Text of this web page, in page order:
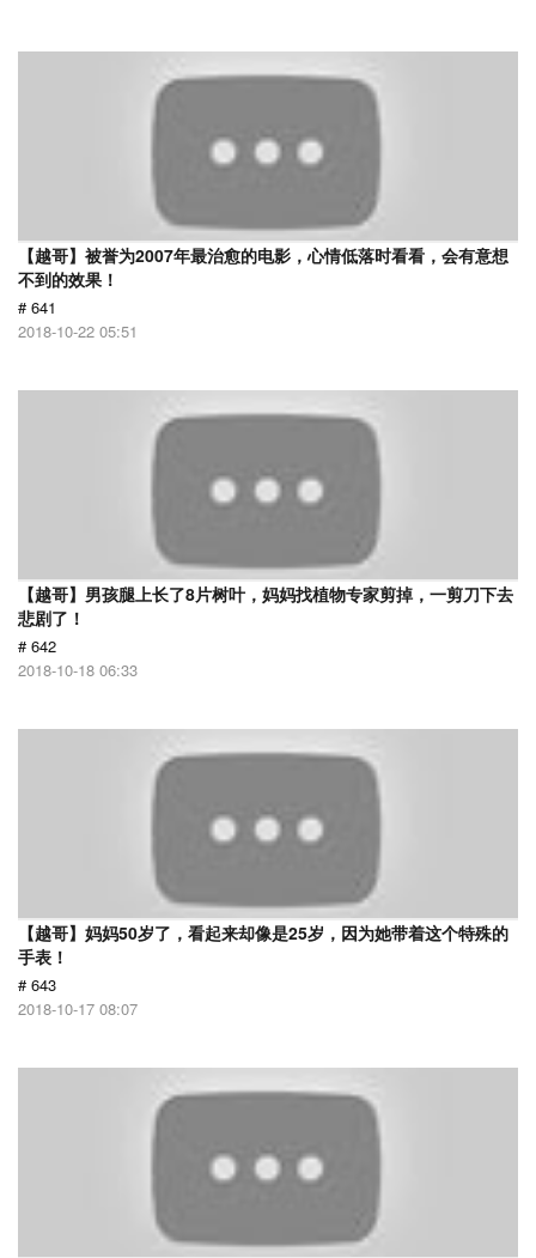
【越哥】被誉为2007年最治愈的电影，心情低落时看看，会有意想
不到的效果！
# 641
2018-10-22 05:51
【越哥】男孩腿上长了8片树叶，妈妈找植物专家剪掉，一剪刀下去
悲剧了！
# 642
2018-10-18 06:33
【越哥】妈妈50岁了，看起来却像是25岁，因为她带着这个特殊的
手表！
# 643
2018-10-17 08:07